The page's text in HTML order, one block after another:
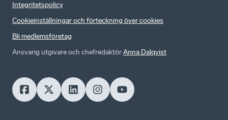
Integritetspolicy
Cookieinställningar och förteckning över cookies
Bli medlemsföretag
Ansvarig utgivare och chefredaktörAnna Dalqvist